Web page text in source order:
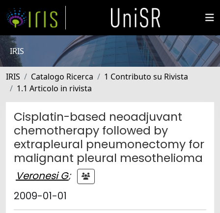
IRIS
IRIS Catalogo Ricerca
1 Contributo su Rivista
1.1 Articolo in rivista
Cisplatin-based neoadjuvant
chemotherapy followed by
extrapleural pneumonectomy for
malignant pleural mesothelioma
Veronesi G;
2009-01-01